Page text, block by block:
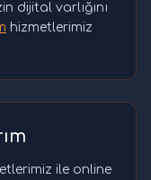
dijital varlığını
hizmetlerimiz
ile online